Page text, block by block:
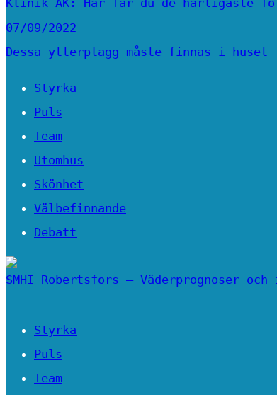
07/09/2022
Dessa ytterplagg måste finnas i huset
Styrka
Puls
Team
Utomhus
Skönhet
Välbefinnande
Debatt
SMHI Robertsfors – Väderprognoser
Styrka
Puls
Team